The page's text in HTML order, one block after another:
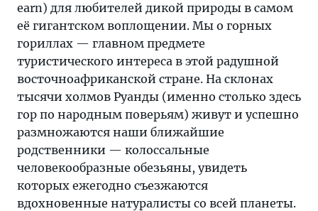
earn) для любителей дикой природы в самом
её гигантском воплощении. Мы о горных
гориллах — главном предмете
туристического интереса в этой радушной
восточноафриканской стране. На склонах
тысячи холмов Руанды (именно столько здесь
гор по народным поверьям) живут и успешно
размножаются наши ближайшие
родственники — колоссальные
человекообразные обезьяны, увидеть
которых ежегодно съезжаются
вдохновенные натуралисты со всей планеты.